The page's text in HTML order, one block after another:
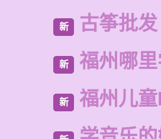
新 古筝批
新 福州哪
新 福州儿